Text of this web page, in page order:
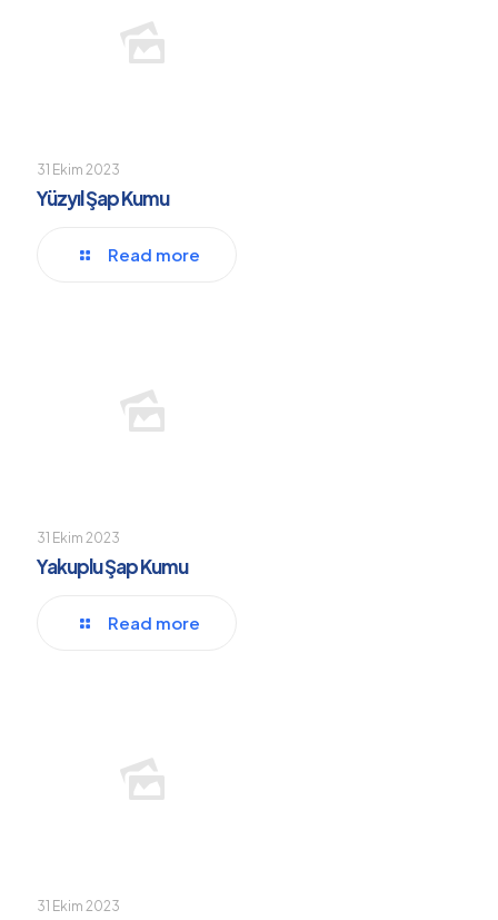
31 Ekim 2023
Yüzyıl Şap Kumu
Read more
31 Ekim 2023
Yakuplu Şap Kumu
Read more
31 Ekim 2023